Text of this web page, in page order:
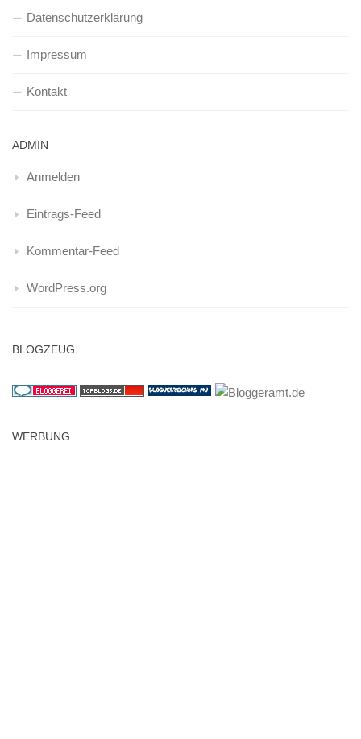
Datenschutzerklärung
Impressum
Kontakt
ADMIN
Anmelden
Eintrags-Feed
Kommentar-Feed
WordPress.org
BLOGZEUG
WERBUNG